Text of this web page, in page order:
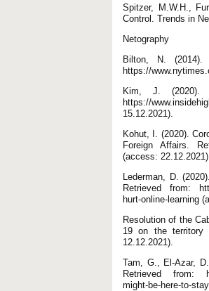
Spitzer, M.W.H.,
Control. Trends in
Netography
Bilton, N.
https://
Kim, J. (2020).
https://
15.12.2021).
Kohut, І. (2020).
Foreign Affairs.
(access: 22.12.2021).
Lederman, D.
Retrieved from:
hurt-online-learning
Resolution of the
19 on the territory
12.12.2021).
Tam, G., El-Azar,
Retrieved from:
might-be-here-to-